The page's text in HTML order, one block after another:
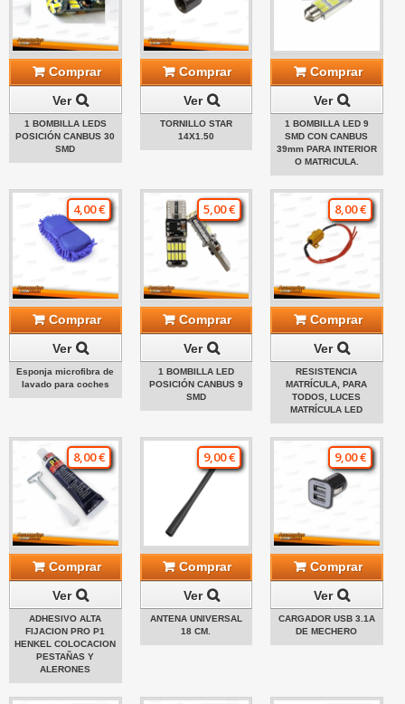
Comprar
Ver
1 BOMBILLA LEDS
POSICIÓN CANBUS 30
SMD
Comprar
Ver
TORNILLO STAR
14X1.50
Comprar
Ver
1 BOMBILLA LED 9
SMD CON CANBUS
39mm PARA INTERIOR
O MATRICULA.
4,00 €
Comprar
Ver
Esponja microfibra de
lavado para coches
5,00 €
Comprar
Ver
1 BOMBILLA LED
POSICIÓN CANBUS 9
SMD
8,00 €
Comprar
Ver
RESISTENCIA
MATRÍCULA, PARA
TODOS, LUCES
MATRÍCULA LED
8,00 €
Comprar
Ver
ADHESIVO ALTA
FIJACION PRO P1
HENKEL COLOCACION
PESTAÑAS Y
ALERONES
9,00 €
Comprar
Ver
ANTENA UNIVERSAL
18 CM.
9,00 €
Comprar
Ver
CARGADOR USB 3.1A
DE MECHERO